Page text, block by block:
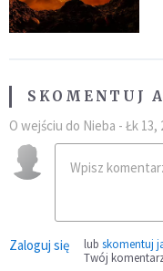
SKOMENTUJ
O wejściu do Nieba - Łk 13,
Zaloguj się lub skomentuj
Twój